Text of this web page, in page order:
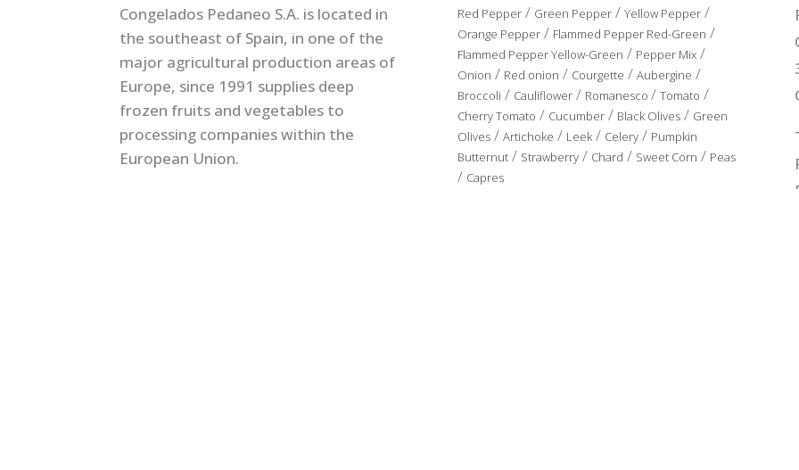
Congelados Pedaneo S.A. is located in
the southeast of Spain, in one of the
major agricultural production areas of
Europe, since 1991 supplies deep
frozen fruits and vegetables to
processing companies within the
European Union.
Red Pepper/ Green Pepper/ Yellow Pepper/
Orange Pepper/ Flammed Pepper Red-Green /
Flammed Pepper Yellow-Green / Pepper Mix/
Onion / Red onion / Courgette / Aubergine /
Broccoli / Cauliflower/ Romanesco / Tomato /
Cherry Tomato / Cucumber/ Black Olives/ Green
Olives/ Artichoke / Leek/ Celery/ Pumpkin
Butternut/ Strawberry/ Chard / Sweet Corn / Peas
/ Capres